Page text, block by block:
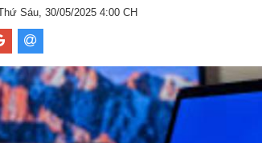
Sáu, 30/05/2025 4:00 CH